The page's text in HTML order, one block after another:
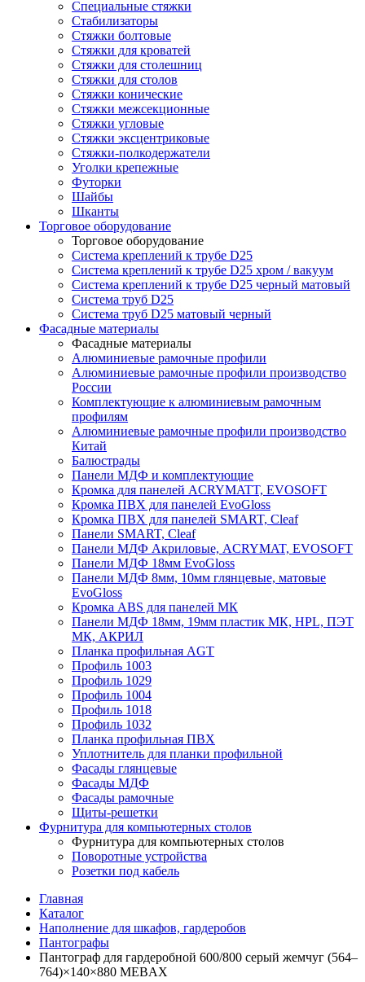
Специальные стяжки
Стабилизаторы
Стяжки болтовые
Стяжки для кроватей
Стяжки для столешниц
Стяжки для столов
Стяжки конические
Стяжки межсекционные
Стяжки угловые
Стяжки эксцентриковые
Стяжки-полкодержатели
Уголки крепежные
Футорки
Шайбы
Шканты
Торговое оборудование
Торговое оборудование
Система креплений к трубе D25
Система креплений к трубе D25 хром / вакуум
Система креплений к трубе D25 черный матовый
Система труб D25
Система труб D25 матовый черный
Фасадные материалы
Фасадные материалы
Алюминиевые рамочные профили
Алюминиевые рамочные профили производство
России
Комплектующие к алюминиевым рамочным
профилям
Алюминиевые рамочные профили производство
Китай
Балюстрады
Панели МДФ и комплектующие
Кромка для панелей ACRYMATT, EVOSOFT
Кромка ПВХ для панелей EvoGloss
Кромка ПВХ для панелей SMART, Cleaf
Панели SMART, Cleaf
Панели МДФ Акриловые, ACRYMAT, EVOSOFT
Панели МДФ 18мм EvoGloss
Панели МДФ 8мм, 10мм глянцевые, матовые
EvoGloss
Кромка ABS для панелей МК
Панели МДФ 18мм, 19мм пластик МК, HPL, ПЭТ
МК, АКРИЛ
Планка профильная AGT
Профиль 1003
Профиль 1029
Профиль 1004
Профиль 1018
Профиль 1032
Планка профильная ПВХ
Уплотнитель для планки профильной
Фасады глянцевые
Фасады МДФ
Фасады рамочные
Щиты-решетки
Фурнитура для компьютерных столов
Фурнитура для компьютерных столов
Поворотные устройства
Розетки под кабель
Главная
Каталог
Наполнение для шкафов, гардеробов
Пантографы
Пантограф для гардеробной 600/800 серый жемчуг (564–
764)×140×880 MEBAX